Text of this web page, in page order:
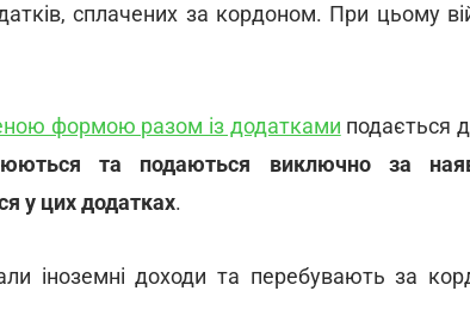
сплачених за кордоном. При цьому
формою разом із додатками подається
та подаються виключно за
у цих додатках.
іноземні доходи та перебувають за